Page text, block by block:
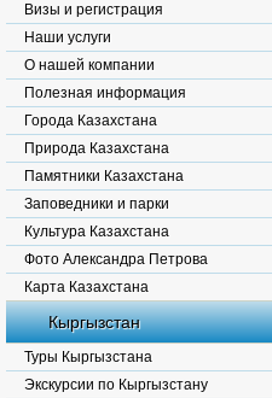
Визы и регистрация
Наши услуги
О нашей компании
Полезная информация
Города Казахстана
Природа Казахстана
Памятники Казахстана
Заповедники и парки
Культура Казахстана
Фото Александра Петрова
Карта Казахстана
Кыргызстан
Туры Кыргызстана
Экскурсии по Кыргызстану